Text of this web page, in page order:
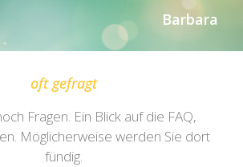
Barbara
oft gefragt
Fragen. Ein Blick auf die FAQ,
Möglicherweise werden Sie dort
fündig.